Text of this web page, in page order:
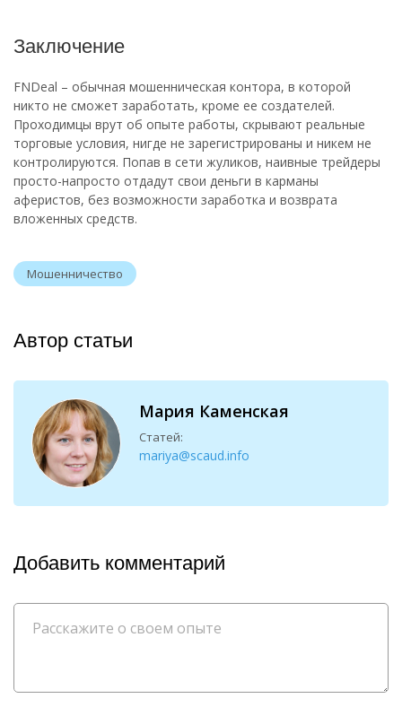
Заключение
FNDeal – обычная мошенническая контора, в которой
никто не сможет заработать, кроме ее создателей.
Проходимцы врут об опыте работы, скрывают реальные
торговые условия, нигде не зарегистрированы и никем не
контролируются. Попав в сети жуликов, наивные трейдеры
просто-напросто отдадут свои деньги в карманы
аферистов, без возможности заработка и возврата
вложенных средств.
Мошенничество
Автор статьи
Мария Каменская
Статей:
mariya@scaud.info
Добавить комментарий